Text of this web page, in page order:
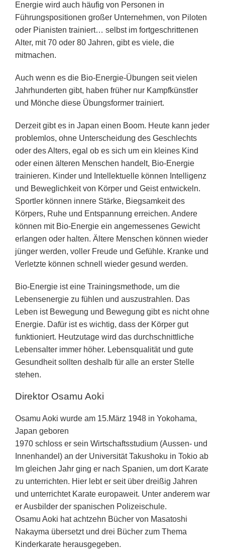
Energie wird auch häufig von Personen in
Führungspositionen großer Unternehmen, von Piloten
oder Pianisten trainiert… selbst im fortgeschrittenen
Alter, mit 70 oder 80 Jahren, gibt es viele, die
mitmachen.
Auch wenn es die Bio-Energie-Übungen seit vielen
Jahrhunderten gibt, haben früher nur Kampfkünstler
und Mönche diese Übungsformer trainiert.
Derzeit gibt es in Japan einen Boom. Heute kann jeder
problemlos, ohne Unterscheidung des Geschlechts
oder des Alters, egal ob es sich um ein kleines Kind
oder einen älteren Menschen handelt, Bio-Energie
trainieren. Kinder und Intellektuelle können Intelligenz
und Beweglichkeit von Körper und Geist entwickeln.
Sportler können innere Stärke, Biegsamkeit des
Körpers, Ruhe und Entspannung erreichen. Andere
können mit Bio-Energie ein angemessenes Gewicht
erlangen oder halten. Ältere Menschen können wieder
jünger werden, voller Freude und Gefühle. Kranke und
Verletzte können schnell wieder gesund werden.
Bio-Energie ist eine Trainingsmethode, um die
Lebensenergie zu fühlen und auszustrahlen. Das
Leben ist Bewegung und Bewegung gibt es nicht ohne
Energie. Dafür ist es wichtig, dass der Körper gut
funktioniert. Heutzutage wird das durchschnittliche
Lebensalter immer höher. Lebensqualität und gute
Gesundheit sollten deshalb für alle an erster Stelle
stehen.
Direktor Osamu Aoki
Osamu Aoki wurde am 15.März 1948 in Yokohama,
Japan geboren
1970 schloss er sein Wirtschaftsstudium (Aussen- und
Innenhandel) an der Universität Takushoku in Tokio ab
Im gleichen Jahr ging er nach Spanien, um dort Karate
zu unterrichten. Hier lebt er seit über dreißig Jahren
und unterrichtet Karate europaweit. Unter anderem war
er Ausbilder der spanischen Polizeischule.
Osamu Aoki hat achtzehn Bücher von Masatoshi
Nakayma übersetzt und drei Bücher zum Thema
Kinderkarate herausgegeben.